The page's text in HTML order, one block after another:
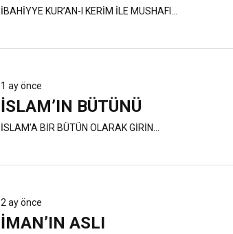
İBAHİYYE KUR’AN-I KERİM İLE MUSHAFI...
1 ay önce
İSLAM’IN BÜTÜNÜ
İSLAM’A BİR BÜTÜN OLARAK GİRİN...
2 ay önce
İMAN’IN ASLI